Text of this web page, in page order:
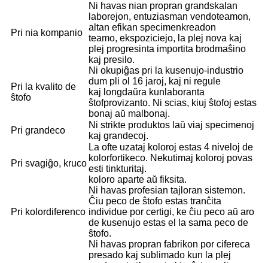
Pri nia kompanio
Ni havas nian propran grandskalan
laborejon, entuziasman vendoteamon,
altan efikan specimenkreadon
teamo, ekspoziciejo, la plej nova kaj
plej progresinta importita brodmaŝino
kaj presilo.
Pri la kvalito de
ŝtofo
Ni okupiĝas pri la kusenujo-industrio
dum pli ol 16 jaroj, kaj ni regule
kaj longdaŭra kunlaboranta
ŝtofprovizanto. Ni scias, kiuj ŝtofoj estas
bonaj aŭ malbonaj.
Pri grandeco
Ni strikte produktos laŭ viaj specimenoj
kaj grandecoj.
Pri svagiĝo, kruco
La ofte uzataj koloroj estas 4 niveloj de
kolorfortikeco. Nekutimaj koloroj povas
esti tinkturitaj.
koloro aparte aŭ fiksita.
Pri kolordiferenco
Ni havas profesian tajloran sistemon.
Ĉiu peco de ŝtofo estas tranĉita
individue por certigi, ke ĉiu peco aŭ aro
de kusenujo estas el la sama peco de
ŝtofo.
Ni havas propran fabrikon por cifereca
presado kaj sublimado kun la plej